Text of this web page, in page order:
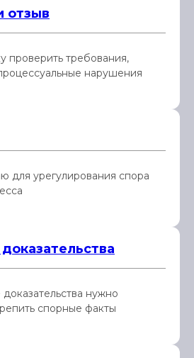
отзыв
проверить требования,
нарушения
для урегулирования спора
нужно
спорные факты